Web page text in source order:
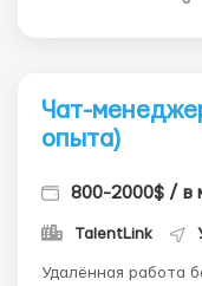
Чат-
опыта)
800-2000$ / в
TalentLink
Удалённая работа без